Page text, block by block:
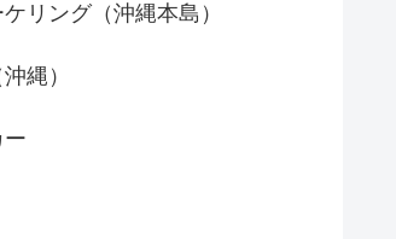
リング（沖縄本島）
縄）
ー